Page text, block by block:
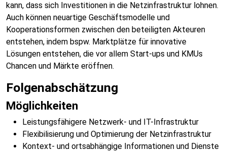
kann, dass sich Investitionen in die Netzinfrastruktur lohnen.
Auch können neuartige Geschäftsmodelle und
Kooperationsformen zwischen den beteiligten Akteuren
entstehen, indem bspw. Marktplätze für innovative
Lösungen entstehen, die vor allem Start-ups und KMUs
Chancen und Märkte eröffnen.
Folgenabschätzung
Möglichkeiten
Leistungsfähigere Netzwerk- und IT-Infrastruktur
Flexibilisierung und Optimierung der Netzinfrastruktur
Kontext- und ortsabhängige Informationen und Dienste